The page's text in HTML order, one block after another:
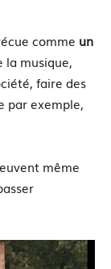
comme un
la musique,
faire des
par exemple,
même